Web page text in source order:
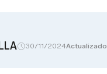
30/11/2024